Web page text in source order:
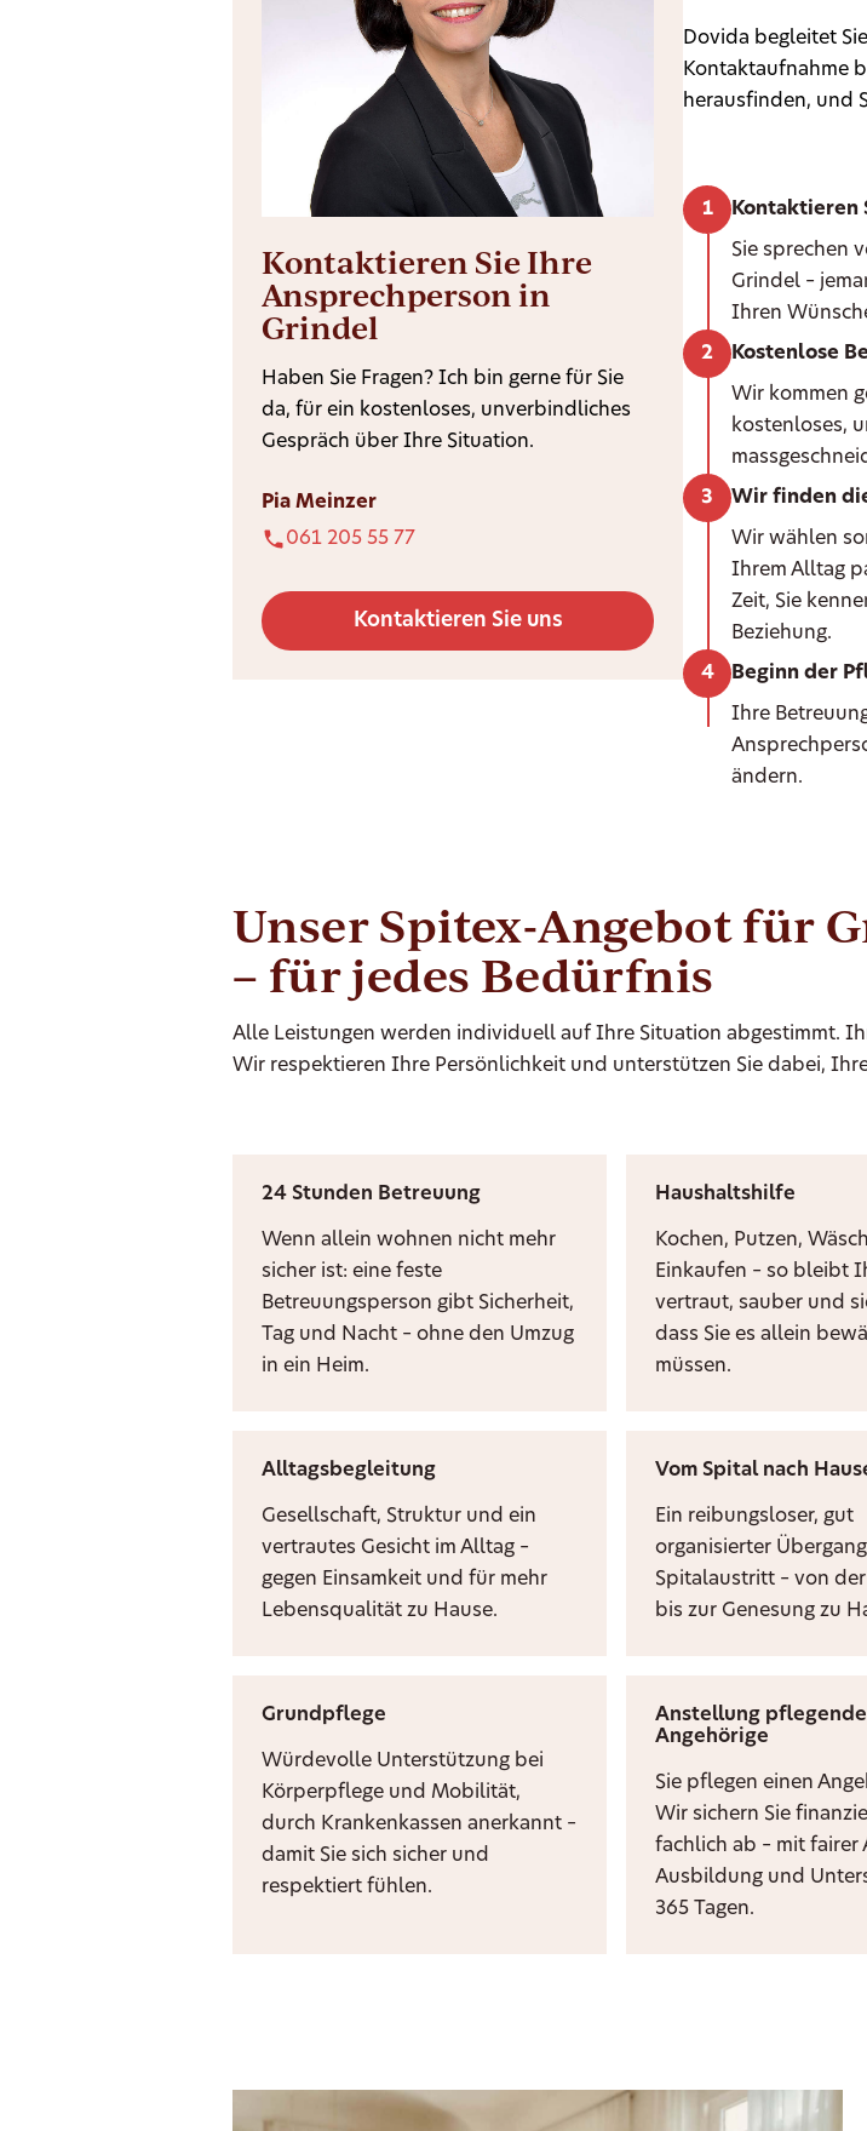
Kontaktieren Sie Ihre
Ansprechperson in
Grindel
Haben Sie Fragen? Ich bin gerne für Sie
da, für ein kostenloses, unverbindliches
Gespräch über Ihre Situation.
Pia Meinzer
061 205 55 77
Kontaktieren Sie uns
Dovida begleitet
Kontaktaufnahme
herausfinden, und
Kontaktieren
Sie sprechen
Grindel –
Ihren
Kostenlose
Wir kommen
kostenloses,
Wir finden
Wir wählen
Ihrem Alltag
Zeit, Sie
Beziehung.
Beginn der
Ihre
ändern.
Unser Spitex-Angebot für
– für jedes Bedürfnis
Alle Leistungen werden individuell auf Ihre Situation abgestimmt.
Wir respektieren Ihre Persönlichkeit und unterstützen Sie dabei,
24 Stunden Betreuung
Wenn allein wohnen nicht mehr
sicher ist: eine feste
Betreuungsperson gibt Sicherheit,
Tag und Nacht – ohne den Umzug
in ein Heim.
Haushaltshilfe
Kochen, Putzen,
Einkaufen – so bleibt
vertraut, sauber und
dass Sie es allein
müssen.
Alltagsbegleitung
Gesellschaft, Struktur und ein
vertrautes Gesicht im Alltag –
gegen Einsamkeit und für mehr
Lebensqualität zu Hause.
Vom Spital nach
Ein reibungsloser, gut
organisierter
Spitalaustritt – von
bis zur Genesung zu
Grundpflege
Würdevolle Unterstützung bei
Körperpflege und Mobilität,
durch Krankenkassen anerkannt –
damit Sie sich sicher und
respektiert fühlen.
Anstellung pflegende
Angehörige
Sie pflegen einen
Wir sichern Sie
fachlich ab – mit fairer
Ausbildung und
365 Tagen.